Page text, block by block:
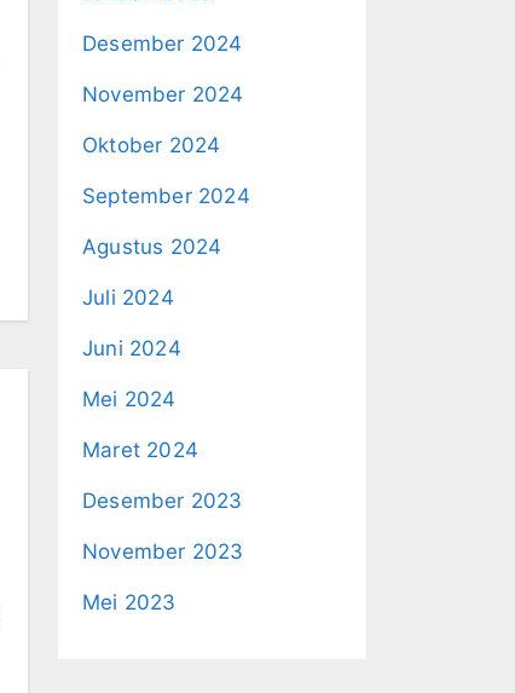
Desember 2024
November 2024
Oktober 2024
September 2024
Agustus 2024
Juli 2024
Juni 2024
Mei 2024
Maret 2024
Desember 2023
November 2023
Mei 2023